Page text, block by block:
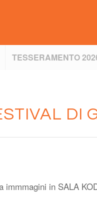
TESSERAMENTO
DI
immmagini in SALA